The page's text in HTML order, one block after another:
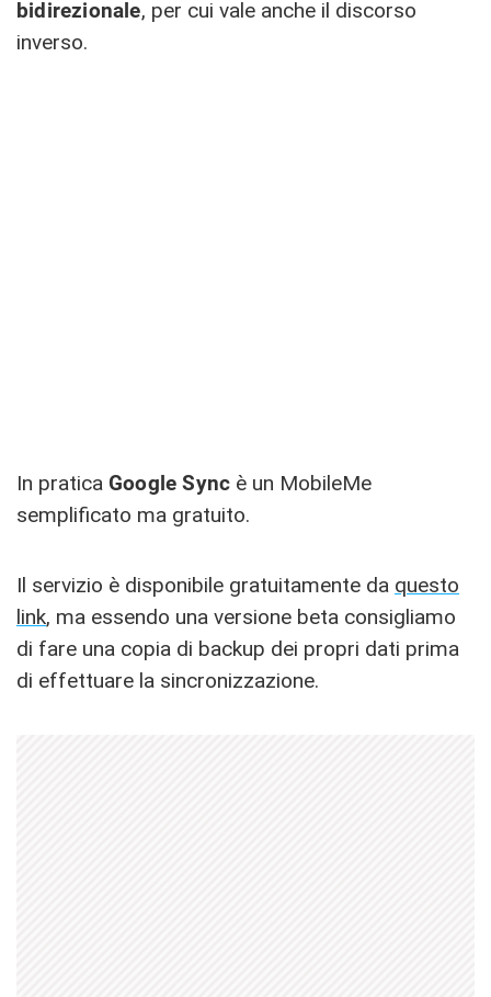
bidirezionale, per cui vale anche il discorso
inverso.
In pratica Google Sync è un MobileMe
semplificato ma gratuito.
Il servizio è disponibile gratuitamente da questo
link, ma essendo una versione beta consigliamo
di fare una copia di backup dei propri dati prima
di effettuare la sincronizzazione.